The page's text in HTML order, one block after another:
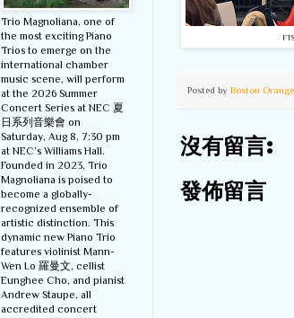
Posted by Boston Orange
沒有留言:
發佈留言
Trio Magnoliana, one of
the most exciting Piano
Trios to emerge on the
international chamber
music scene, will perform
at the 2026 Summer
Concert Series at NEC 夏
日系列音樂會 on
Saturday, Aug 8, 7:30 pm
at NEC’s Williams Hall.
Founded in 2023, Trio
Magnoliana is poised to
become a globally-
recognized ensemble of
artistic distinction. This
dynamic new Piano Trio
features violinist Mann-
Wen Lo 羅曼文, cellist
Eunghee Cho, and pianist
Andrew Staupe, all
accredited concert